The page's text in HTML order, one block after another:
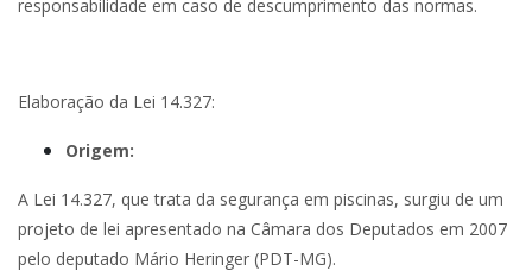
responsabilidade em caso de descumprimento das normas.
Elaboração da Lei 14.327:
Origem:
A Lei 14.327, que trata da segurança em piscinas, surgiu de um
projeto de lei apresentado na Câmara dos Deputados em 2007
pelo deputado Mário Heringer (PDT-MG).